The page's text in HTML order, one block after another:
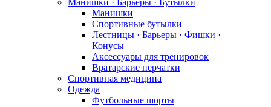
Манишки
Спортивные бутылки
Лестницы · Барьеры · Фишки ·
Конусы
Аксессуары для тренировок
Вратарские перчатки
Спортивная медицина
Одежда
Футбольные шорты